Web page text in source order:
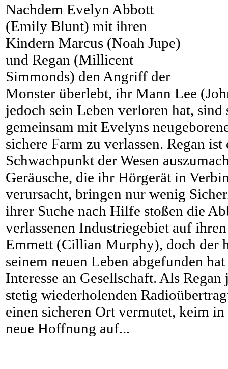
Nachdem Evelyn Abbott
(Emily Blunt) mit ihren
Kindern Marcus (Noah Jupe)
und Regan (Millicent
Simmonds) den Angriff der
Monster überlebt, ihr Mann Lee
jedoch sein Leben verloren hat, sind
gemeinsam mit Evelyns
sichere Farm zu verlassen. Regan
Schwachpunkt der Wesen
Geräusche, die ihr Hörgerät in
verursacht, bringen nur wenig
ihrer Suche nach Hilfe stoßen die
verlassenen Industriegebiet auf
Emmett (Cillian Murphy), doch der
seinem neuen Leben abgefunden
Interesse an Gesellschaft. Als
stetig wiederholenden
einen sicheren Ort vermutet, keim
neue Hoffnung auf...